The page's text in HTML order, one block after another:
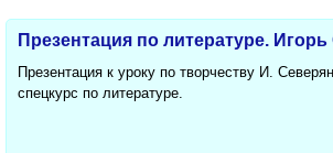
Презентация по литературе.
Презентация к уроку по творчеству И.
спецкурс по литературе.